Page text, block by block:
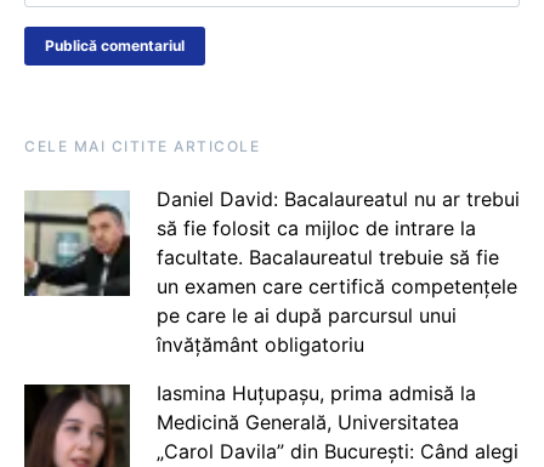
CELE MAI CITITE ARTICOLE
Daniel David: Bacalaureatul nu ar trebui
să fie folosit ca mijloc de intrare la
facultate. Bacalaureatul trebuie să fie
un examen care certifică competențele
pe care le ai după parcursul unui
învățământ obligatoriu
Iasmina Huțupașu, prima admisă la
Medicină Generală, Universitatea
„Carol Davila” din București: Când alegi